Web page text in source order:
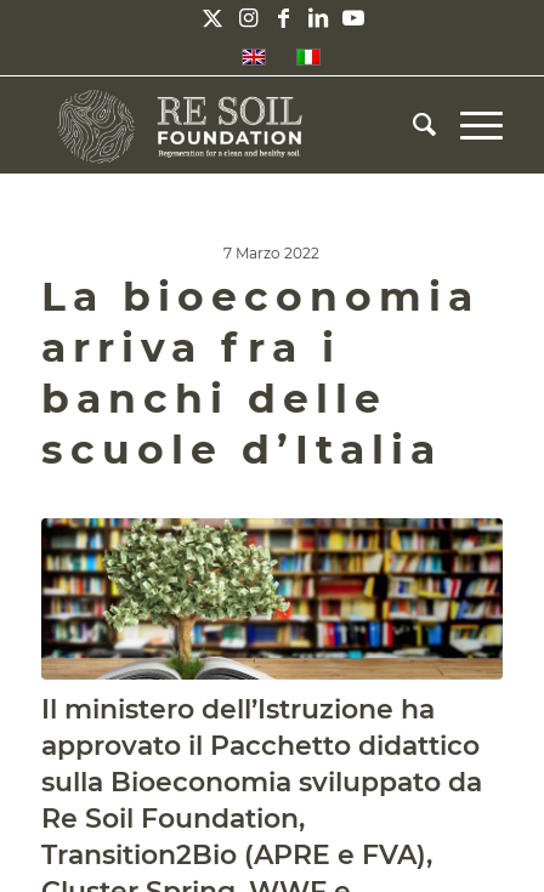
7 Marzo 2022
La bioeconomia
arriva fra i
banchi delle
scuole d’Italia
Il ministero dell’Istruzione ha
approvato il Pacchetto didattico
sulla Bioeconomia sviluppato da
Re Soil Foundation,
Transition2Bio (APRE e FVA),